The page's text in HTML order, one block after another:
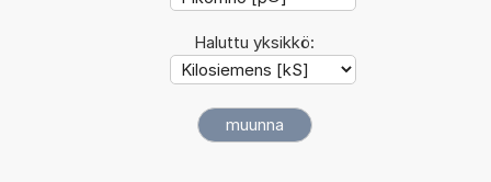
Haluttu yksikkö: